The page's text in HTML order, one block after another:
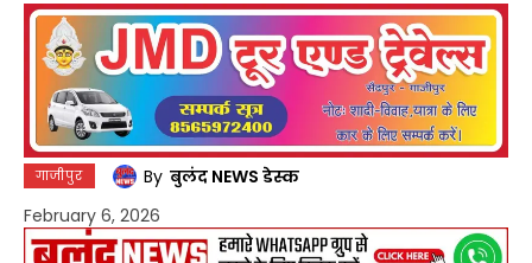
गाजीपुर By बुलंद NEWS डेस्क
February 6, 2026